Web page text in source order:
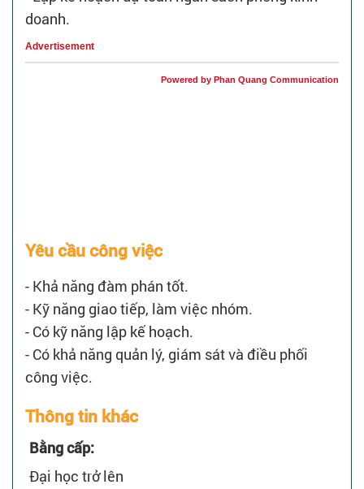
doanh.
Advertisement
Powered by Phan Quang Communication
Yêu cầu công việc
- Khả năng đàm phán tốt.
- Kỹ năng giao tiếp, làm việc nhóm.
- Có kỹ năng lập kế hoạch.
- Có khả năng quản lý, giám sát và điều phối
công việc.
Thông tin khác
Bằng cấp:
Đại học trở lên